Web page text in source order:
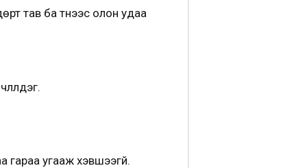
тав ба түүнээс олон удаа
угааж хэвшээгүй.